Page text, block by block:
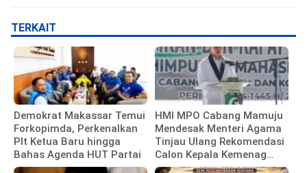
TERKAIT
Demokrat Makassar Temui
Forkopimda, Perkenalkan
Plt Ketua Baru hingga
Bahas Agenda HUT Partai
HMI MPO Cabang Mamuju
Mendesak Menteri Agama
Tinjau Ulang Rekomendasi
Calon Kepala Kemenag
Polewali Mandar